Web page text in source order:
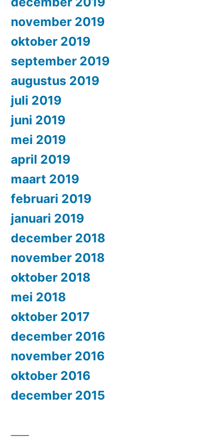
november 2019
oktober 2019
september 2019
augustus 2019
juli 2019
juni 2019
mei 2019
april 2019
maart 2019
februari 2019
januari 2019
december 2018
november 2018
oktober 2018
mei 2018
oktober 2017
december 2016
november 2016
oktober 2016
december 2015